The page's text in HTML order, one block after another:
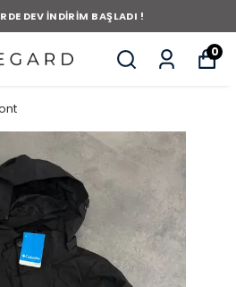
DEV İNDİRİM BAŞLADI !
0